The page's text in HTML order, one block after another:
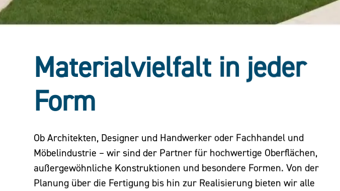
Materialvielfalt in jeder
Form
Ob Architekten, Designer und Handwerker oder Fachhandel und
Möbelindustrie – wir sind der Partner für hochwertige Oberflächen,
außergewöhnliche Konstruktionen und besondere Formen. Von der
Planung über die Fertigung bis hin zur Realisierung bieten wir alle